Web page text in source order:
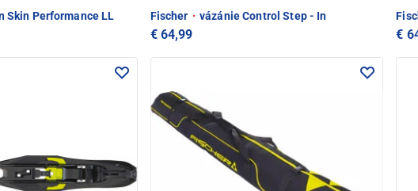
Skin Performance LL Fischer · vázánie Control Step - In
€ 64,99 €